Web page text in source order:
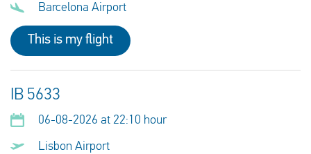
Barcelona Airport
This is my flight
IB 5633
06-08-2026 at 22:10 hour
Lisbon Airport